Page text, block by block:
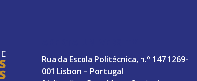
Rua da Escola Politécnica, n.º 147 1269-
001 Lisbon – Portugal